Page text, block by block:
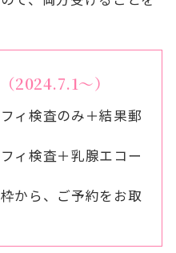
2024.7.1～）
ィ検査のみ＋結果郵
ィ検査＋乳腺エコー
から、ご予約をお取